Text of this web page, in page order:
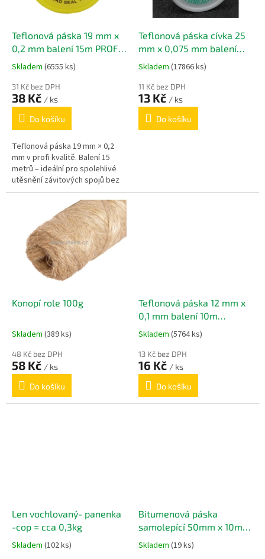
Teflonová páska 19 mm x
0,2 mm balení 15m PROFI
Teflonová páska 19 mm x
0,2 mm 15m PROFI
Skladem (6555 ks)
31 Kč bez DPH
38 Kč / ks
Do košíku
Teflonová páska 19 mm × 0,2
mm v profi kvalitě. Balení 15
metrů – ideální pro spolehlivé
utěsnění závitových spojů bez
nepořádku.
Teflonová páska cívka 25
mm x 0,075 mm balení
10m
Teflonová páska cívka
25 mm x 0,075 mm
Skladem (17866 ks)
11 Kč bez DPH
13 Kč / ks
Do košíku
Konopí role 100g
Skladem (389 ks)
48 Kč bez DPH
58 Kč / ks
Do košíku
Teflonová páska 12 mm x
0,1 mm balení 10m
Teflonová páska 12 mm x
Skladem (5764 ks)
13 Kč bez DPH
16 Kč / ks
Do košíku
Len vochlovaný- panenka
-cop = cca 0,3kg
Skladem (102 ks)
Bitumenová páska
samolepící 50mm x 10m
Bitumenová páska
samolepící 50mm x 10m
Skladem (19 ks)